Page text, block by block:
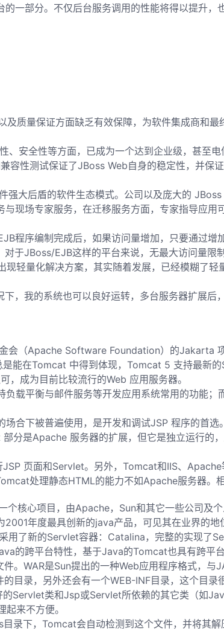
部分。不仅后台服务调用的性能将得以提升，
质量保证方面缺乏有效保障，为软件集成商和最
安全性等方面，已成为一个达到企业级，甚至
容性测试保证了JBoss Web自身的稳定性，并保
大后盾的软件生态模式。公司以及庞大的
现场专家服务，在迁移服务方面，专家指导应
序编制完成后，如果访问量增加，只要通过增
于JBoss/EJB这样的平台来说，无最大访问量限制
量化解决方案，其实随着发展，已经模糊了轻
，我的系统也可以良好运转，多台服务器扩展
（Apache Software Foundation）的Jakarta
能在Tomcat 中得到体现，Tomcat 5 支持最新
成为目前比较流行的Web 应用服务器。
平衡与邮件服务等开发应用系统常用的功能；
合下被普遍使用，是开发和调试JSP 程序的首
分是Apache 服务器的扩展，但它是独立运行的
页面和Servlet。另外，Tomcat和IIS、
处理静态HTML的能力不如Apache服务器。相
心项目，由Apache，Sun和其它一些公司及
年度最具创新的java产品，可见其在业界的地
了新的Servlet容器：Catalina，完整的实现了
的跨平台特性，基于Java的Tomcat也具有跨平台
WAR是Sun提出的一种Web应用程序格式，与
目录，另外还会有一个WEB-INF目录，这个目
Servlet类和Jsp或Servlet所依赖的其它类（如
来不方便。
下，Tomcat会自动检测到这个文件，并将其